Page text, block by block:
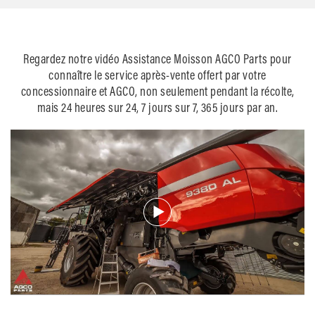
Regardez notre vidéo Assistance Moisson AGCO Parts pour
connaître le service après-vente offert par votre
concessionnaire et AGCO, non seulement pendant la récolte,
mais 24 heures sur 24, 7 jours sur 7, 365 jours par an.